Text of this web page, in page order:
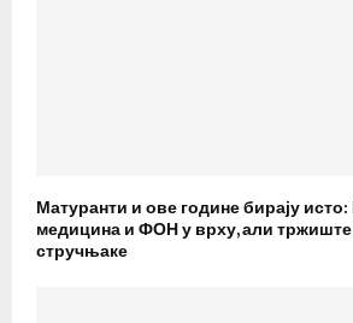
Матуранти и ове године бирају исто:
медицина и ФОН у врху, али
стручњаке